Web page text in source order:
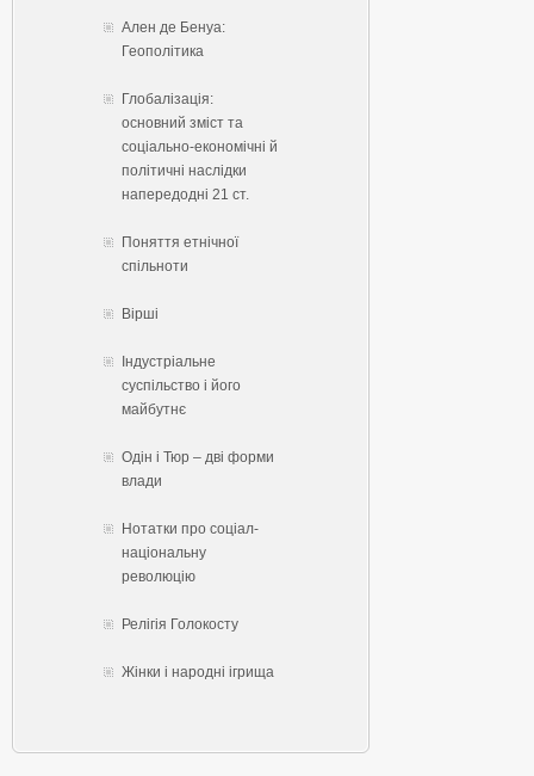
Ален де Бенуа:
Геополітика
Глобалізація:
основний зміст та
соціально-економічні й
політичні наслідки
напередодні 21 ст.
Поняття етнічної
спільноти
Вірші
Індустріальне
суспільство і його
майбутнє
Одін і Тюр – дві форми
влади
Нотатки про соціал-
національну
революцію
Релігія Голокосту
Жінки і народні ігрища